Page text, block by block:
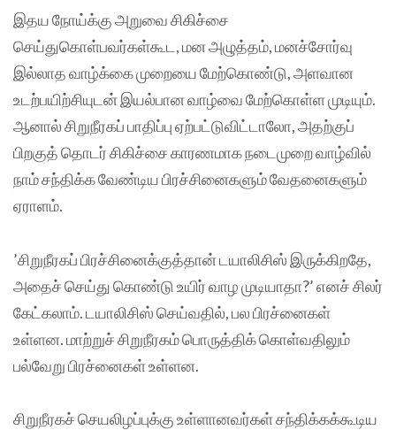
இதய நோய்க்கு அறுவை சிகிச்சை
செய்துகொள்பவர்கள்கூட, மன அழுத்தம், மனச்சோர்வு
இல்லாத வாழ்க்கை முறையை மேற்கொண்டு, அளவான
உடற்பயிற்சியுடன் இயல்பான வாழ்வை மேற்கொள்ள முடியும்.
ஆனால் சிறுநீரகப் பாதிப்பு ஏற்பட்டுவிட்டாலோ, அதற்குப்
பிறகுத் தொடர் சிகிச்சை காரணமாக நடைமுறை வாழ்வில்
நாம் சந்திக்க வேண்டிய பிரச்சினைகளும் வேதனைகளும்
ஏராளம்.
’சிறுநீரகப் பிரச்சினைக்குத்தான் டயாலிசிஸ் இருக்கிறதே,
அதைச் செய்து கொண்டு உயிர் வாழ முடியாதா?’ எனச் சிலர்
கேட்கலாம். டயாலிசிஸ் செய்வதில், பல பிரச்னைகள்
உள்ளன. மாற்றுச் சிறுநீரகம் பொருத்திக் கொள்வதிலும்
பல்வேறு பிரச்னைகள் உள்ளன.
சிறுநீரகச் செயலிழப்புக்கு உள்ளானவர்கள் சந்திக்கக்கூடிய